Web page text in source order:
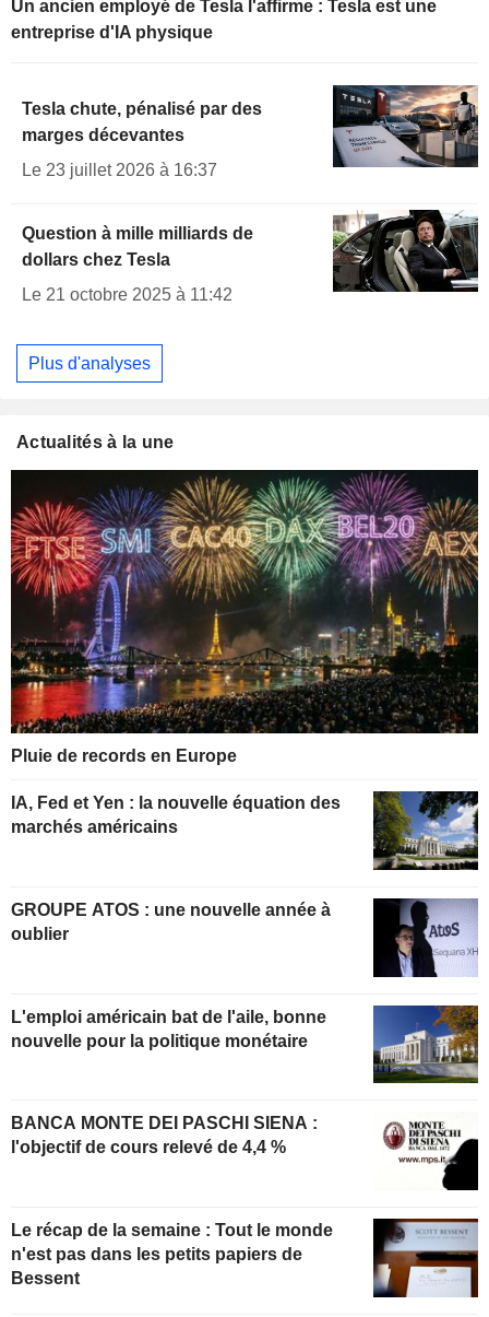
Un ancien employé de Tesla l'affirme : Tesla est une
entreprise d'IA physique
Tesla chute, pénalisé par des
marges décevantes
Le 23 juillet 2026 à 16:37
Question à mille milliards de
dollars chez Tesla
Le 21 octobre 2025 à 11:42
Plus d'analyses
Actualités à la une
Pluie de records en Europe
IA, Fed et Yen : la nouvelle équation des
marchés américains
GROUPE ATOS : une nouvelle année à
oublier
L'emploi américain bat de l'aile, bonne
nouvelle pour la politique monétaire
BANCA MONTE DEI PASCHI SIENA :
l'objectif de cours relevé de 4,4 %
Le récap de la semaine : Tout le monde
n'est pas dans les petits papiers de
Bessent